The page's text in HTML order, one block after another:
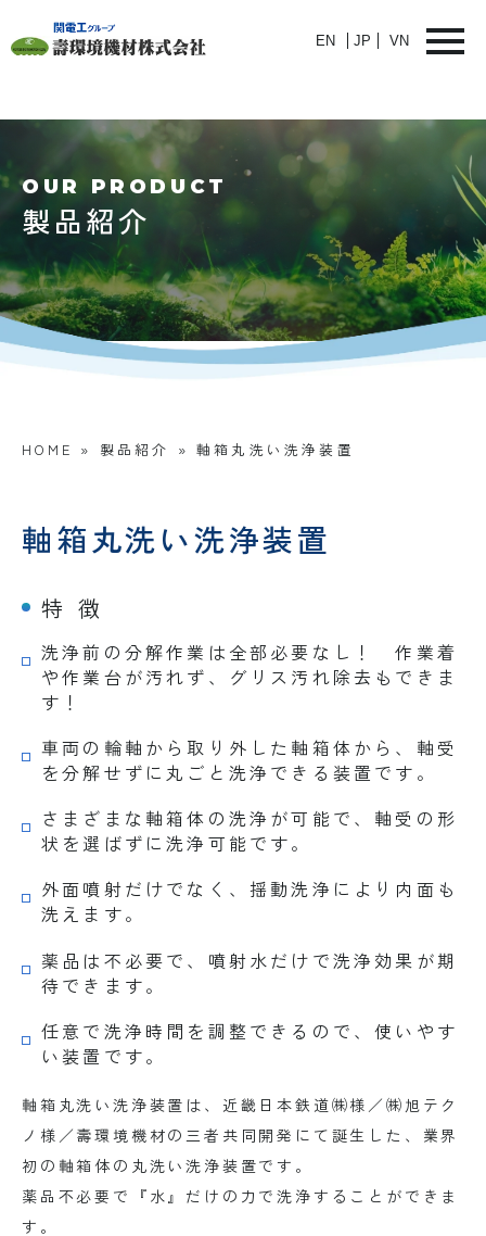
EN JP VN
OUR PRODUCT
製品紹介
HOME » 製品紹介 »軸箱丸洗い洗浄装置
軸箱丸洗い洗浄装置
特 徴
洗浄前の分解作業は全部必要なし！ 作業着
や作業台が汚れず、グリス汚れ除去もできま
す！
車両の輪軸から取り外した軸箱体から、軸受
を分解せずに丸ごと洗浄できる装置です。
さまざまな軸箱体の洗浄が可能で、軸受の形
状を選ばずに洗浄可能です。
外面噴射だけでなく、揺動洗浄により内面も
洗えます。
薬品は不必要で、噴射水だけで洗浄効果が期
待できます。
任意で洗浄時間を調整できるので、使いやす
い装置です。
軸箱丸洗い洗浄装置は、近畿日本鉄道㈱様／㈱旭テク
ノ様／壽環境機材の三者共同開発にて誕生した、業界
初の軸箱体の丸洗い洗浄装置です。
薬品不必要で『水』だけの力で洗浄することができま
す。